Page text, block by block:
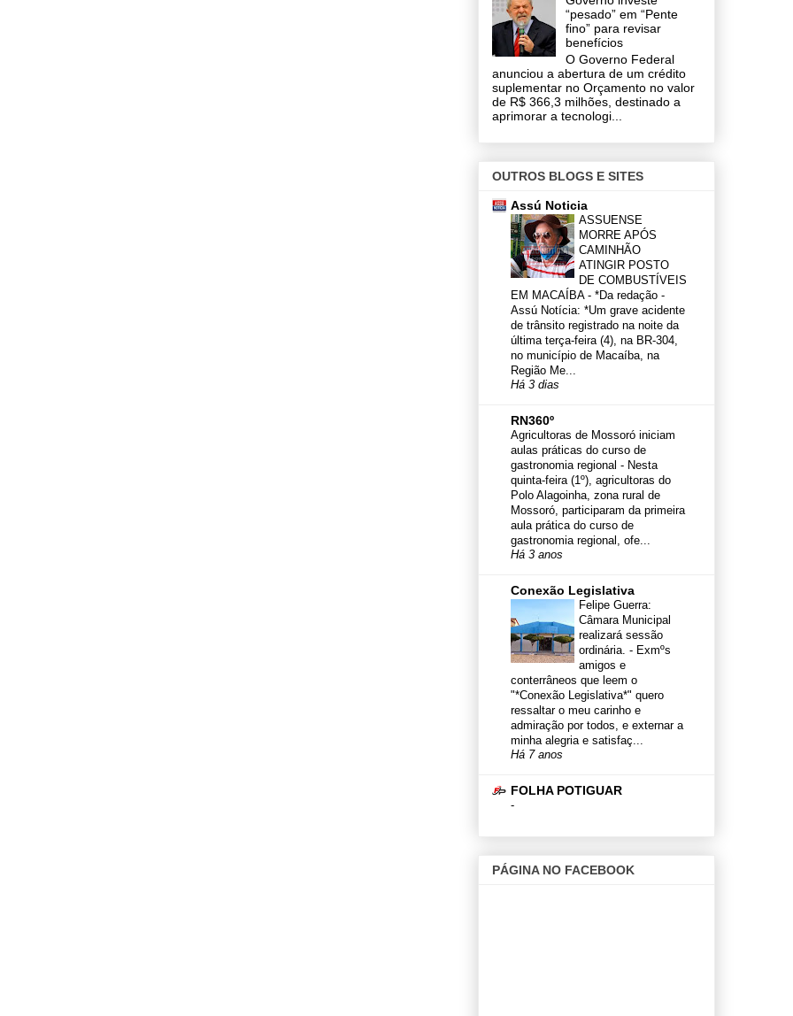
“pesado” em “Pente
fino” para revisar
benefícios
O Governo Federal
anunciou a abertura de um crédito
suplementar no Orçamento no valor
de R$ 366,3 milhões, destinado a
aprimorar a tecnologi...
OUTROS BLOGS E SITES
Assú Noticia
ASSUENSE
MORRE APÓS
CAMINHÃO
ATINGIR POSTO
DE COMBUSTÍVEIS
EM MACAÍBA - *Da redação -
Assú Notícia: *Um grave acidente
de trânsito registrado na noite da
última terça-feira (4), na BR-304,
no município de Macaíba, na
Região Me...
Há 3 dias
RN360º
Agricultoras de Mossoró iniciam
aulas práticas do curso de
gastronomia regional - Nesta
quinta-feira (1º), agricultoras do
Polo Alagoinha, zona rural de
Mossoró, participaram da primeira
aula prática do curso de
gastronomia regional, ofe...
Há 3 anos
Conexão Legislativa
Felipe Guerra:
Câmara Municipal
realizará sessão
ordinária. - Exmºs
amigos e
conterrâneos que leem o
"*Conexão Legislativa*" quero
ressaltar o meu carinho e
admiração por todos, e externar a
minha alegria e satisfaç...
Há 7 anos
FOLHA POTIGUAR
-
PÁGINA NO FACEBOOK